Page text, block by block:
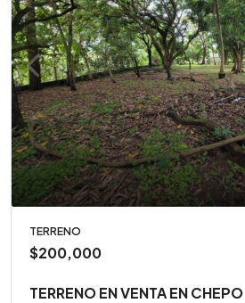
TERRENO
$200,000
TERRENO EN VENTA EN CHEPO